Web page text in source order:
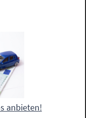
anbieten!